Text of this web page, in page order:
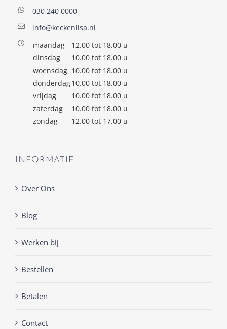
030 240 0000
info@keckenlisa.nl
maandag
12.00 tot 18.00 u
dinsdag
10.00 tot 18.00 u
woensdag 10.00 tot 18.00 u
donderdag10.00 tot 18.00 u
vrijdag
10.00 tot 18.00 u
zaterdag
10.00 tot 18.00 u
zondag
12.00 tot 17.00 u
INFORMATIE
Over Ons
Blog
Werken bij
Bestellen
Betalen
Contact